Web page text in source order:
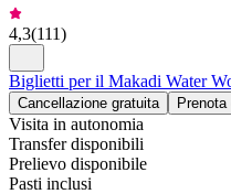
4,3(111)
Biglietti per il Makadi Water
Cancellazione gratuita
Visita in autonomia
Transfer disponibili
Prelievo disponibile
Pasti inclusi